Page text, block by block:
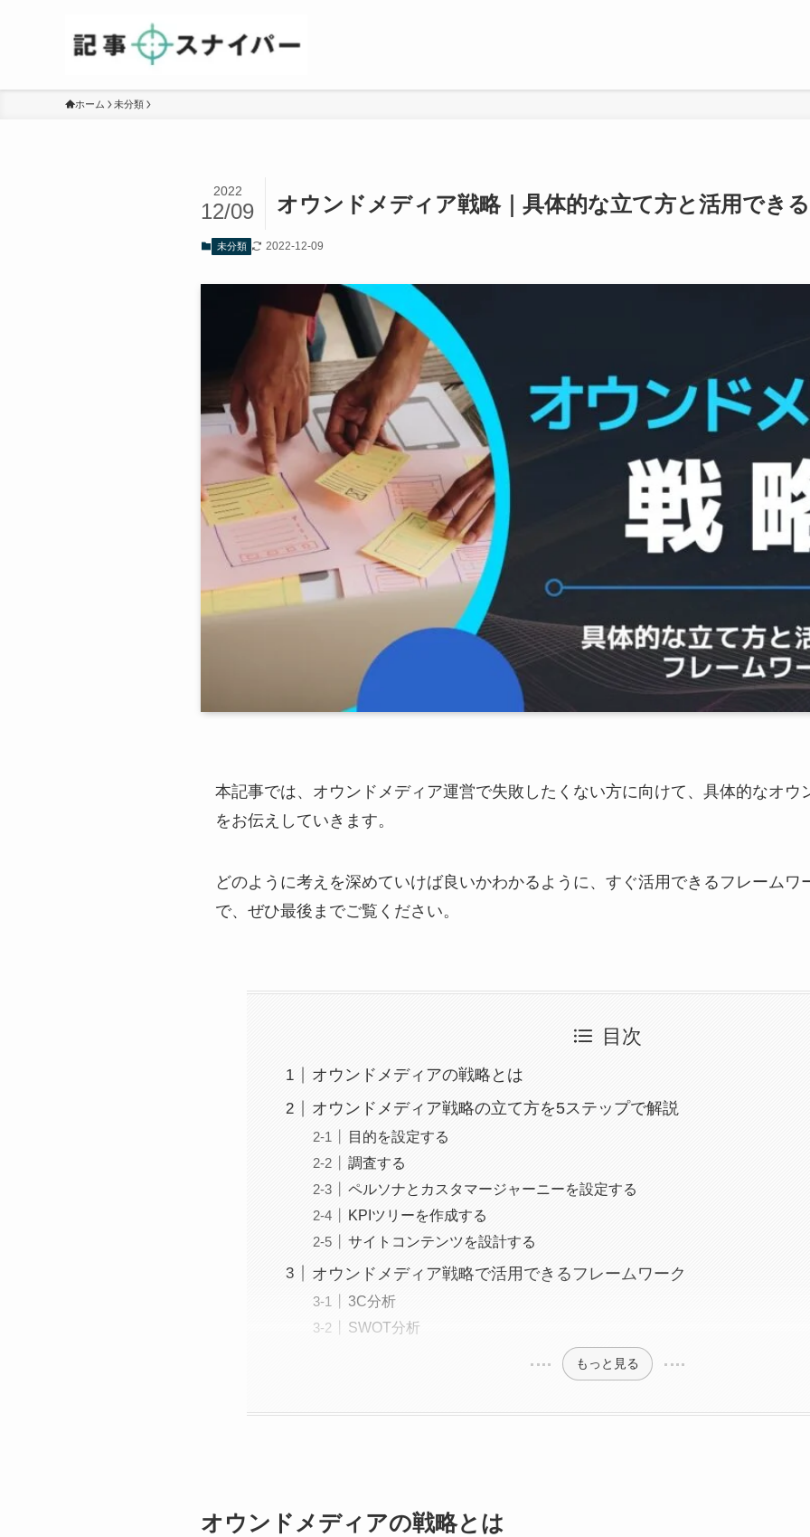
ホーム 未分類
オウンドメディア戦略｜具体的な立て方と活用でき
2022
12/09
未分類 2022-12-09
本記事では、オウンドメディア運営で失敗したくない方に向けて、具体的なオウ
をお伝えしていきます。
どのように考えを深めていけば良いかわかるように、すぐ活用できるフレームワ
で、ぜひ最後までご覧ください。
目次
オウンドメディアの戦略とは
オウンドメディア戦略の立て方を5ステップで解説
目的を設定する
調査する
ペルソナとカスタマージャーニーを設定する
KPIツリーを作成する
サイトコンテンツを設計する
オウンドメディア戦略で活用できるフレームワーク
3C分析
SWOT分析
もっと見る
オウンドメディアの戦略とは